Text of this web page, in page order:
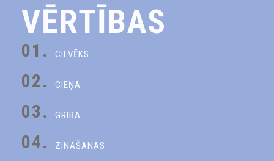
VĒRTĪBAS
01. CILVĒKS
02. CIEŅA
03. GRIBA
04. ZINĀŠANAS